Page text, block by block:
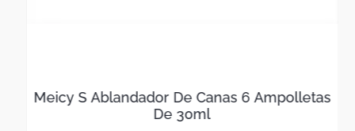
Meicy S Ablandador De Canas 6 Ampolletas
De 30ml